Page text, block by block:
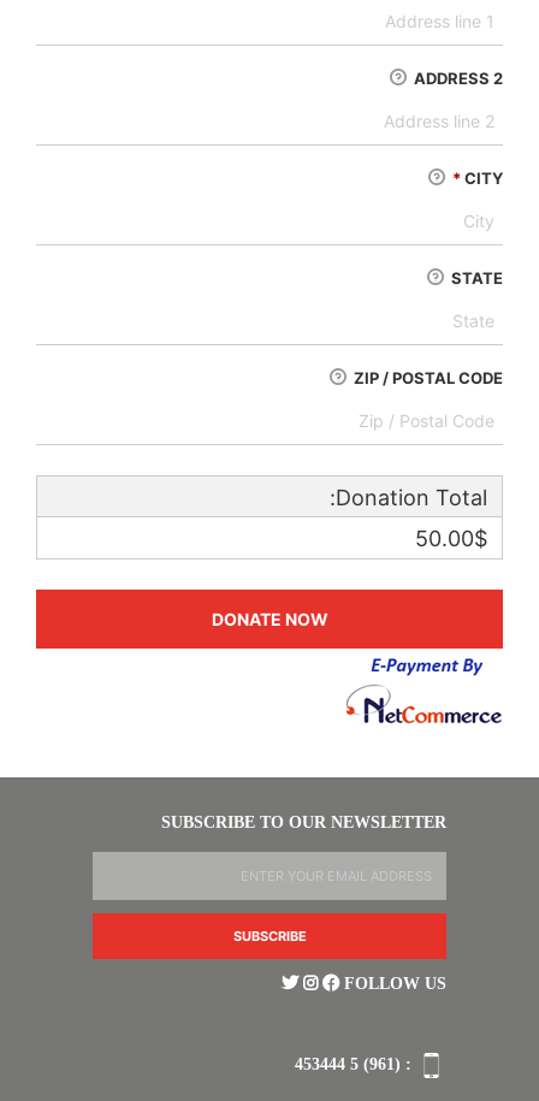
ADDRESS 2
CITY
*
STATE
ZIP / POSTAL CODE
Donation Total:
50.00$
SUBSCRIBE TO OUR NEWSLETTER
FOLLOW US
: (961) 5 453444